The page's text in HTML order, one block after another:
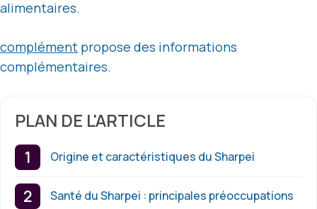
alimentaires.
complément propose des informations
complémentaires.
PLAN DE L'ARTICLE
Origine et caractéristiques du Sharpei
Santé du Sharpei : principales préoccupations